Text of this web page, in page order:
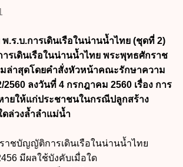
.ร.บ.การเดินเรือในน่านน้ำไทย (ชุดที่ 2)
ารเดินเรือในน่านน้ำไทย พระพุทธศักราช
มล่าสุดโดยคำสั่งหัวหน้าคณะรักษาความ
ลงวันที่ 4 กรกฎาคม 2560 เรื่อง การ
ายให้แก่ประชาชนในกรณีปลูกสร้าง
ล่วงล้ำลำแม่น้ำ
บัญญัติการเดินเรือในน่านน้ำไทย
มีผลใช้บังคับเมื่อใด